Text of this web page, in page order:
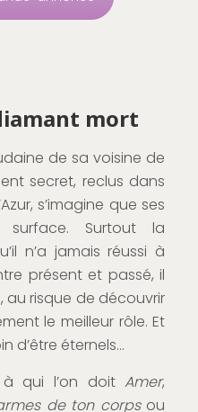
mort
de sa voisine de
secret, reclus dans
s’imagine que ses
surface. Surtout la
n’a jamais réussi à
présent et passé, il
au risque de découvrir
le meilleur rôle. Et
d’être éternels…
à qui l’on doitAmer,
de ton corpsou